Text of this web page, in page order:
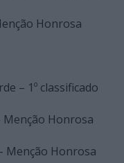
Honrosa
– 1º classificado
Menção Honrosa
Menção Honrosa